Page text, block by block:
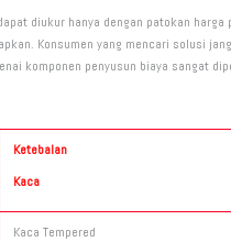
diukur hanya dengan patokan
Konsumen yang mencari solusi
komponen penyusun biaya sangat
Ketebalan
Kaca
Kaca Tempered